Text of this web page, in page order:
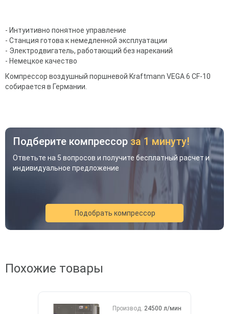
- Интуитивно понятное управление
- Станция готова к немедленной эксплуатации
- Электродвигатель, работающий без нареканий
- Немецкое качество
Компрессор воздушный поршневой Kraftmann VEGA 6 CF-10
собирается в Германии.
Подберите компрессор за 1 минуту!
Ответьте на 5 вопросов и получите бесплатный расчет и
индивидуальное предложение
Подобрать компрессор
Похожие товары
Производ. 24500 л/мин